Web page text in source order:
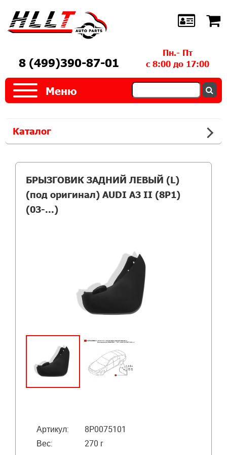
8 (499)390-87-01
Пн.- Пт
с 8:00 до 17:00
Меню
Каталог
БРЫЗГОВИК ЗАДНИЙ ЛЕВЫЙ (L)
(под оригинал) AUDI A3 II (8P1)
(03-...)
Артикул:
8P0075101
Вес:
270 г